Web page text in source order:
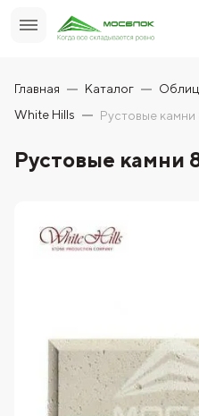
Главная Каталог
White Hills
Рустовые
Рустовые камни